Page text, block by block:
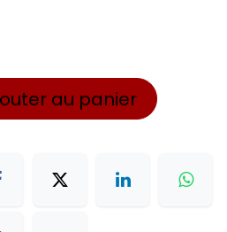
au panier